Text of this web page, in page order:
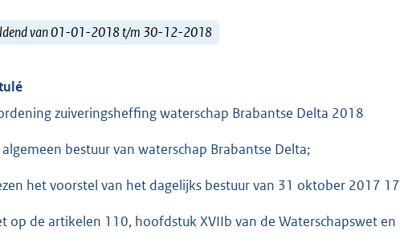
van 01-01-2018 t/m 30-12-2018
zuiveringsheffing waterschap Brabantse Delta 2018
bestuur van waterschap Brabantse Delta;
het voorstel van het dagelijks bestuur van 31 oktober 2017
op de artikelen 110, hoofdstuk XVIIb van de Waterschapswet